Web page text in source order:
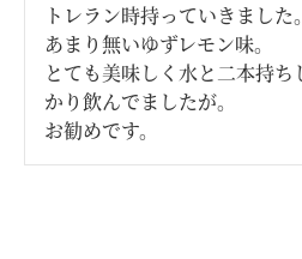
トレラン時持っていきました。
あまり無いゆずレモン味。
とても美味しく水と二本持
かり飲んでましたが。
お勧めです。